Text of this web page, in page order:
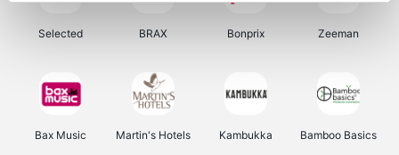
Selected BRAX Bonprix Zeeman
Bax Music Martin's Hotels Kambukka Bamboo Basics